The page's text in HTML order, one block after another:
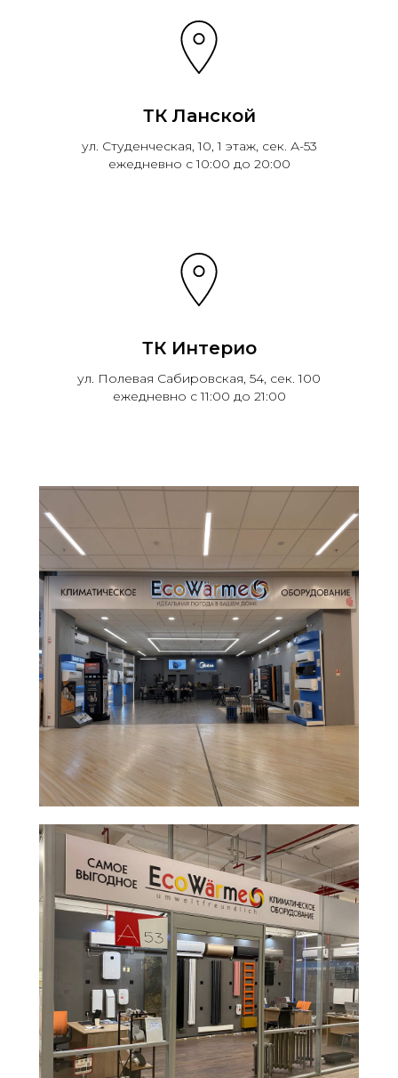
ТК Ланской
ул. Студенческая, 10, 1 этаж, сек. А-53
ежедневно с 10:00 до 20:00
ТК Интерио
ул. Полевая Сабировская, 54, сек. 100
ежедневно с 11:00 до 21:00